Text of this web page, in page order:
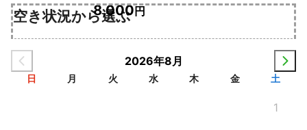
8,000円
空き状況から選ぶ
2026年8月
日 月 火 水 木 金 土
1